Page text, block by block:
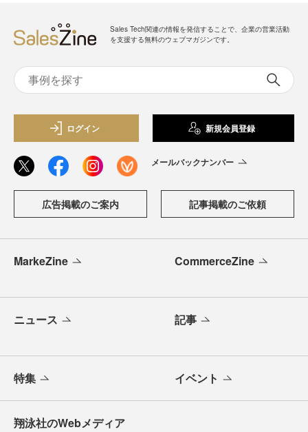
Sales Tech関連の情報を発信することで、企業の営業活動
を支援する無料のウェブマガジンです。
ログイン 新規会員登録
メールバックナンバー
広告掲載のご案内 記事掲載のご依頼
MarkeZine CommerceZine
ニュース 記事
特集 イベント
翔泳社のWebメディア